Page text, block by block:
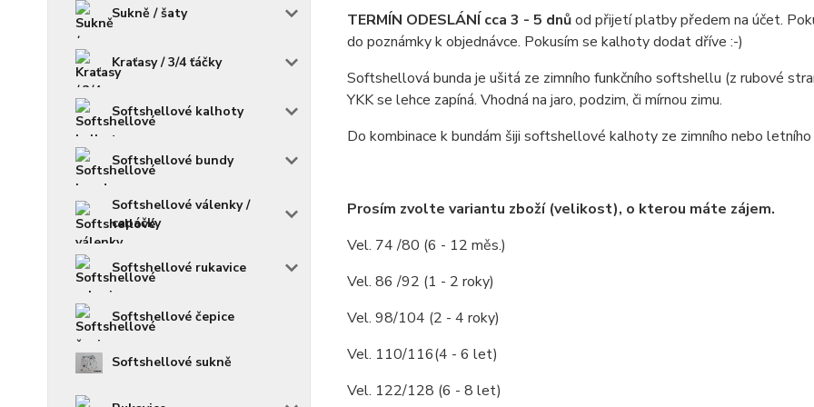
Sukně / šaty
Kraťasy / 3/4 ťáčky
Softshellové kalhoty
Softshellové bundy
Softshellové válenky /
capáčky
Softshellové rukavice
Softshellové čepice
Softshellové sukně
TERMÍN ODESLÁNÍ cca 3 - 5 dnůod přijetí platby předem na účet.
do poznámky k objednávce. Pokusím se kalhoty dodat dříve :-)
Softshellová bunda je ušitá ze zimního funkčního softshellu (z rubové
YKK se lehce zapíná. Vhodná na jaro, podzim, či mírnou zimu.
Do kombinace k bundám šiji softshellové kalhoty ze zimního nebo
Prosím zvolte variantu zboží (velikost), o kterou máte zájem.
Vel. 74 /80 (6 - 12 měs.)
Vel. 86 /92 (1 - 2 roky)
Vel. 98/104 (2 - 4 roky)
Vel. 110/116(4 - 6 let)
Vel. 122/128 (6 - 8 let)